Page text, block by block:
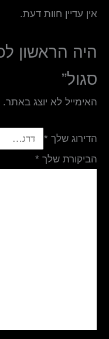
אין עדיין חוות דעת.
היה הראשון
סגול”
האימייל לא יוצג באתר.
הדירוג שלך *
הביקורת שלך *